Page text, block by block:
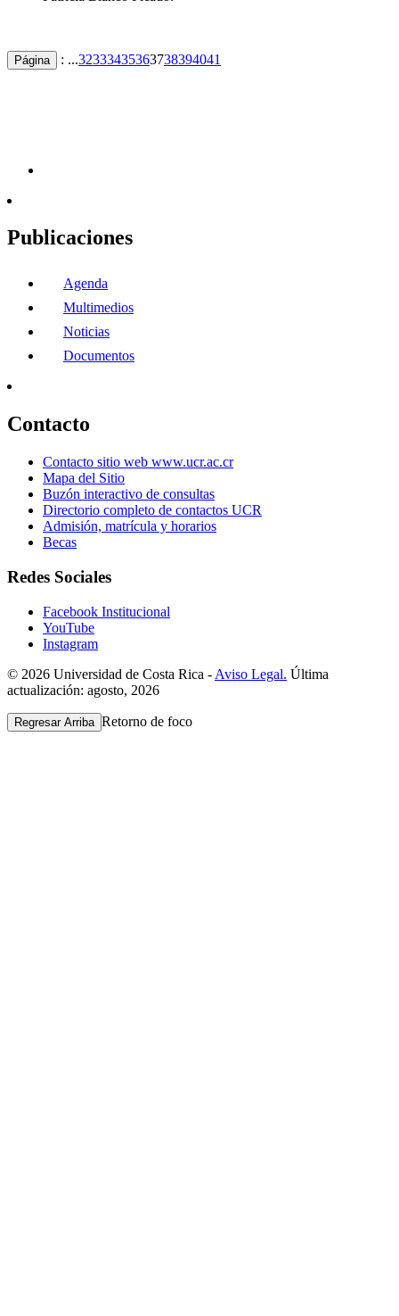
Página : ...32333435363738394041
Publicaciones
Agenda
Multimedios
Noticias
Documentos
Contacto
Contacto sitio web www.ucr.ac.cr
Mapa del Sitio
Buzón interactivo de consultas
Directorio completo de contactos UCR
Admisión, matrícula y horarios
Becas
Redes Sociales
Facebook Institucional
YouTube
Instagram
© 2026 Universidad de Costa Rica - Aviso Legal. Última
actualización: agosto, 2026
Regresar Arriba Retorno de foco